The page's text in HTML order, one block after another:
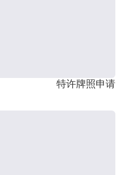
特许牌照申请